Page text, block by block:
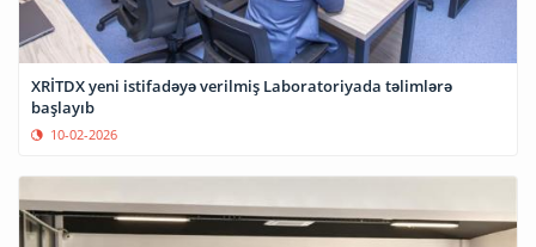
XRİTDX yeni istifadəyə verilmiş Laboratoriyada təlimlərə
başlayıb
10-02-2026